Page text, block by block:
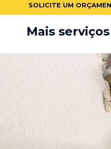
SOLICITE UM
Mais